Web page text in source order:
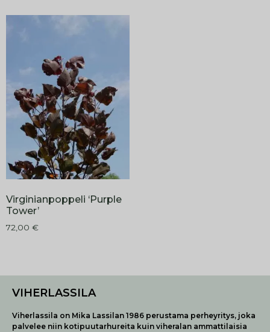
Virginianpoppeli ‘Purple
Tower’
72,00 €
VIHERLASSILA
Viherlassila on Mika Lassilan 1986 perustama perheyritys, joka
palvelee niin kotipuutarhureita kuin viheralan ammattilaisia